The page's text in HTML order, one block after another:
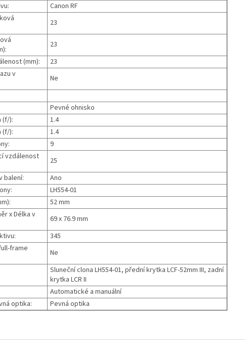
Canon RF
23
23
(mm):
23
v
Ne
Pevné ohnisko
(f/):
1.4
(f/):
1.4
9
vzdálenost
25
balení:
Ano
LH554-01
52 mm
x Délka v
69 x 76.9 mm
345
frame
Ne
Sluneční clona LH554-01, přední krytka LCF-52mm III, zadní
krytka LCR II
Automatické a manuální
optika:
Pevná optika